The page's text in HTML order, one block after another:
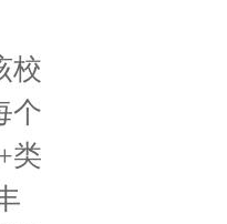
校
个
类